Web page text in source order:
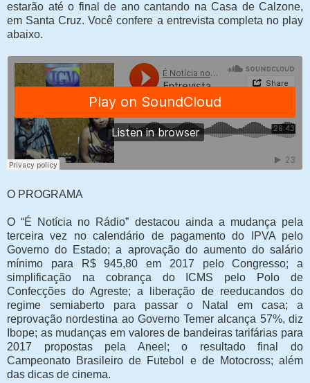
estarão até o final de ano cantando na Casa de Calzone,
em Santa Cruz. Você confere a entrevista completa no play
abaixo.
O PROGRAMA
O “É Notícia no Rádio” destacou ainda a mudança pela
terceira vez no calendário de pagamento do IPVA pelo
Governo do Estado; a aprovação do aumento do salário
mínimo para R$ 945,80 em 2017 pelo Congresso; a
simplificação na cobrança do ICMS pelo Polo de
Confecções do Agreste; a liberação de reeducandos do
regime semiaberto para passar o Natal em casa; a
reprovação nordestina ao Governo Temer alcança 57%, diz
Ibope; as mudanças em valores de bandeiras tarifárias para
2017 propostas pela Aneel; o resultado final do
Campeonato Brasileiro de Futebol e de Motocross; além
das dicas de cinema.